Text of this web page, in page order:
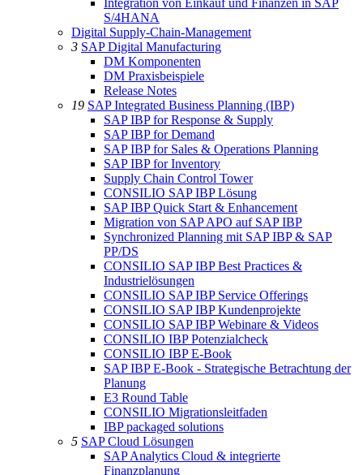
Integration von Einkauf und Finanzen in SAP
S/4HANA
Digital Supply-Chain-Management
3 SAP Digital Manufacturing
DM Komponenten
DM Praxisbeispiele
Release Notes
19 SAP Integrated Business Planning (IBP)
SAP IBP for Response & Supply
SAP IBP for Demand
SAP IBP for Sales & Operations Planning
SAP IBP for Inventory
Supply Chain Control Tower
CONSILIO SAP IBP Lösung
SAP IBP Quick Start & Enhancement
Migration von SAP APO auf SAP IBP
Synchronized Planning mit SAP IBP & SAP
PP/DS
CONSILIO SAP IBP Best Practices &
Industrielösungen
CONSILIO SAP IBP Service Offerings
CONSILIO SAP IBP Kundenprojekte
CONSILIO SAP IBP Webinare & Videos
CONSILIO IBP Potenzialcheck
CONSILIO IBP E-Book
SAP IBP E-Book - Strategische Betrachtung der
Planung
E3 Round Table
CONSILIO Migrationsleitfaden
IBP packaged solutions
5 SAP Cloud Lösungen
SAP Analytics Cloud & integrierte
Finanzplanung